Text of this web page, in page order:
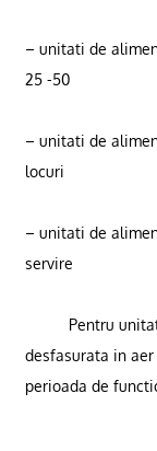
– unitati de
25 -50
– unitati de
locuri
– unitati de
servire
Pentru
desfasurata in
perioada de